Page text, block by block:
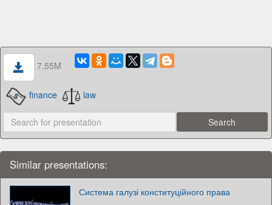
7.55M
finance law
Similar presentations:
Система галузі конституційного права